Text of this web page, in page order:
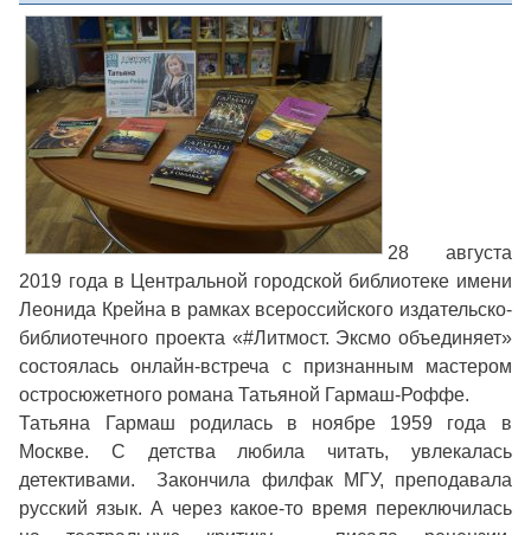
28 августа
2019 года в Центральной городской библиотеке имени
Леонида Крейна в рамках всероссийского издательско-
библиотечного проекта «#Литмост. Эксмо объединяет»
состоялась онлайн-встреча с признанным мастером
остросюжетного романа Татьяной Гармаш-Роффе.
Татьяна Гармаш родилась в ноябре 1959 года в
Москве. С детства любила читать, увлекалась
детективами. Закончила филфак МГУ, преподавала
русский язык. А через какое-то время переключилась